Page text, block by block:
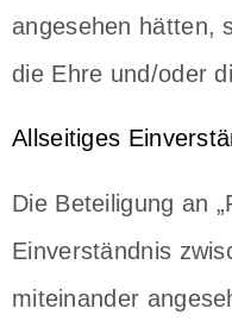
angesehen hätten,
die Ehre und/oder
Allseitiges
Die Beteiligung an
Einverständnis
miteinander